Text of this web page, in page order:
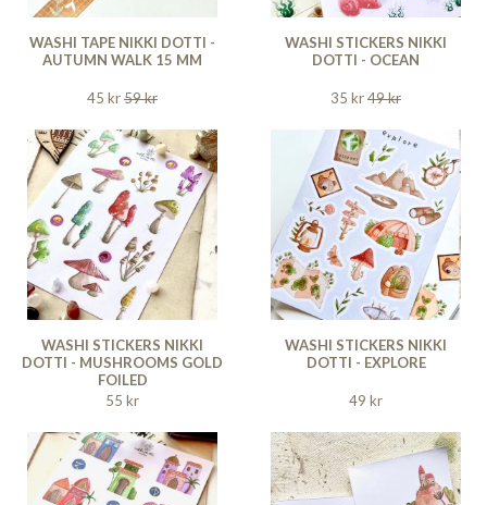
WASHI TAPE NIKKI DOTTI -
AUTUMN WALK 15 MM
45 kr59 kr
WASHI STICKERS NIKKI
DOTTI - OCEAN
35 kr49 kr
WASHI STICKERS NIKKI
DOTTI - MUSHROOMS GOLD
FOILED
55 kr
WASHI STICKERS NIKKI
DOTTI - EXPLORE
49 kr